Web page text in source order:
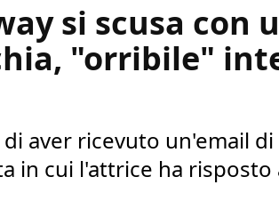
si scusa con
"orribile"
aver ricevuto un'email
in cui l'attrice ha